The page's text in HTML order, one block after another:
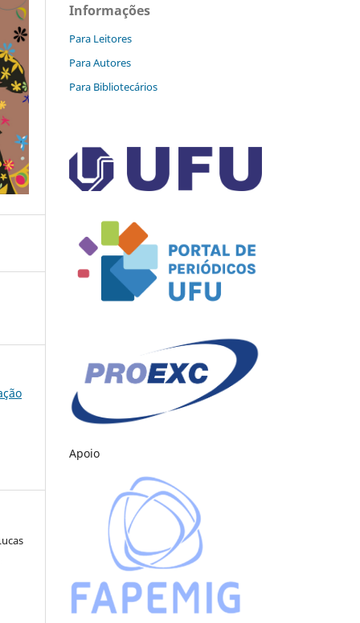
Informações
Para Leitores
Para Autores
Para Bibliotecários
Apoio